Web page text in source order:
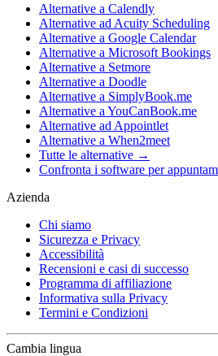
Alternative a Calendly
Alternative ad Acuity Scheduling
Alternative a Google Calendar
Alternative a Microsoft Bookings
Alternative a Setmore
Alternative a Doodle
Alternative a SimplyBook.me
Alternative a YouCanBook.me
Alternative ad Appointlet
Alternative a When2meet
Tutte le alternative →
Confronta i software per
Azienda
Chi siamo
Sicurezza e Privacy
Accessibilità
Recensioni e casi di successo
Programma di affiliazione
Informativa sulla Privacy
Termini e Condizioni
Cambia lingua